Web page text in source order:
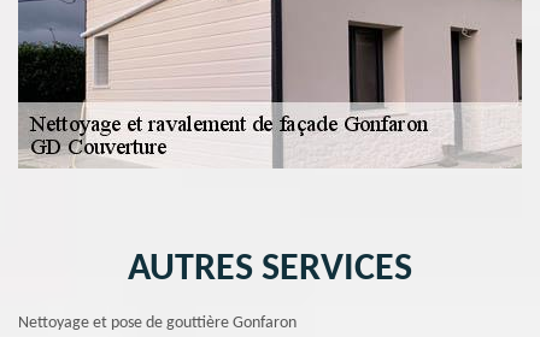
AUTRES SERVICES
Nettoyage et pose de gouttière Gonfaron